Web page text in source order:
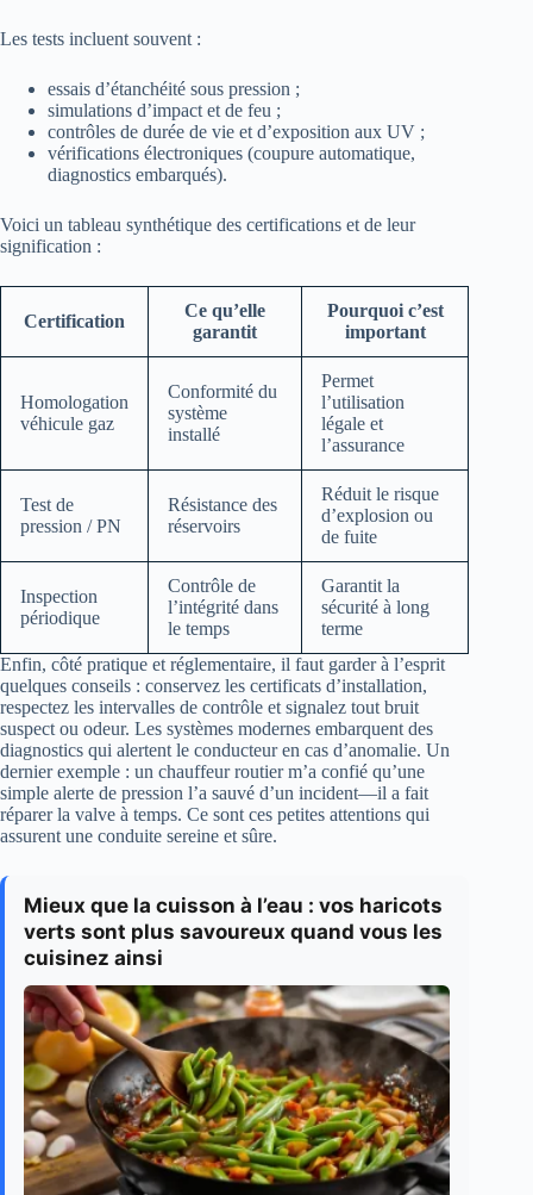
Les tests incluent souvent :
essais d’étanchéité sous pression ;
simulations d’impact et de feu ;
contrôles de durée de vie et d’exposition aux UV ;
vérifications électroniques (coupure automatique,
diagnostics embarqués).
Voici un tableau synthétique des certifications et de leur
signification :
Certification
Ce qu’elle
garantit
Pourquoi c’est
important
Homologation
véhicule gaz
Conformité du
système
installé
Permet
l’utilisation
légale et
l’assurance
Test de
pression / PN
Résistance des
réservoirs
Réduit le risque
d’explosion ou
de fuite
Inspection
périodique
Contrôle de
l’intégrité dans
le temps
Garantit la
sécurité à long
terme
Enfin, côté pratique et réglementaire, il faut garder à l’esprit
quelques conseils : conservez les certificats d’installation,
respectez les intervalles de contrôle et signalez tout bruit
suspect ou odeur. Les systèmes modernes embarquent des
diagnostics qui alertent le conducteur en cas d’anomalie. Un
dernier exemple : un chauffeur routier m’a confié qu’une
simple alerte de pression l’a sauvé d’un incident—il a fait
réparer la valve à temps. Ce sont ces petites attentions qui
assurent une conduite sereine et sûre.
Mieux que la cuisson à l’eau : vos haricots
verts sont plus savoureux quand vous les
cuisinez ainsi